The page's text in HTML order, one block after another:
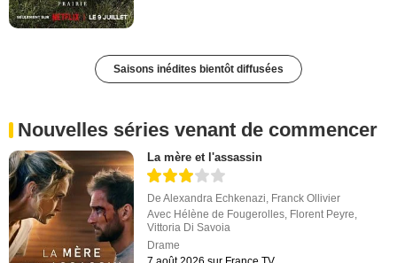
Saisons inédites bientôt diffusées
Nouvelles séries venant de commencer
La mère et l'assassin
DeAlexandra Echkenazi Franck Ollivier
Avec Hélène de Fougerolles Florent Peyre
Vittoria Di Savoia
Drame